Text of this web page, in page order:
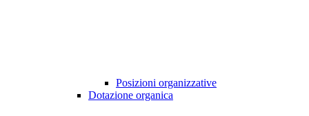
Posizioni organizzative
Dotazione organica